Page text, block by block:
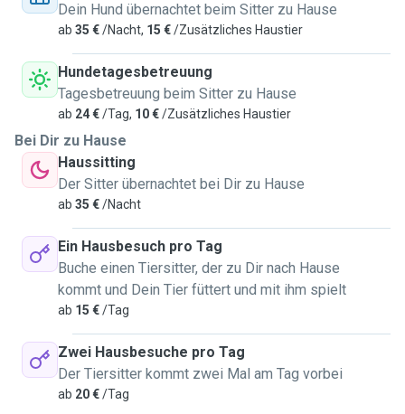
Dein Hund übernachtet beim Sitter zu Hause
ab 35 €/Nacht, 15 €/Zusätzliches Haustier
Hundetagesbetreuung
Tagesbetreuung beim Sitter zu Hause
ab 24 €/Tag, 10 €/Zusätzliches Haustier
Bei Dir zu Hause
Haussitting
Der Sitter übernachtet bei Dir zu Hause
ab 35 €/Nacht
Ein Hausbesuch pro Tag
Buche einen Tiersitter, der zu Dir nach Hause
kommt und Dein Tier füttert und mit ihm spielt
ab 15 €/Tag
Zwei Hausbesuche pro Tag
Der Tiersitter kommt zwei Mal am Tag vorbei
ab 20 €/Tag